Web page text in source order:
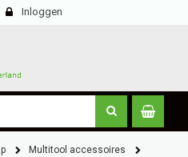
Inloggen
Multitool accessoires